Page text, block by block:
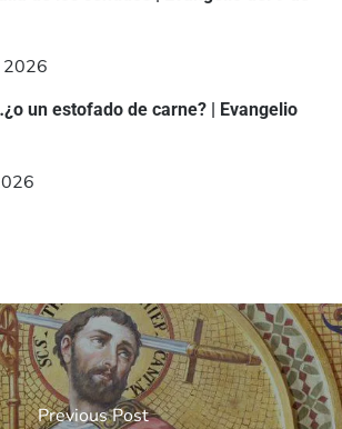
2026
un estofado de carne? | Evangelio
Previous Post